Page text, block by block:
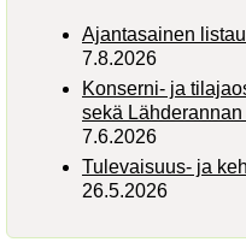
Ajantasainen
7.8.2026
Konserni- ja
sekä
7.6.2026
Tulevaisuus- ja
26.5.2026